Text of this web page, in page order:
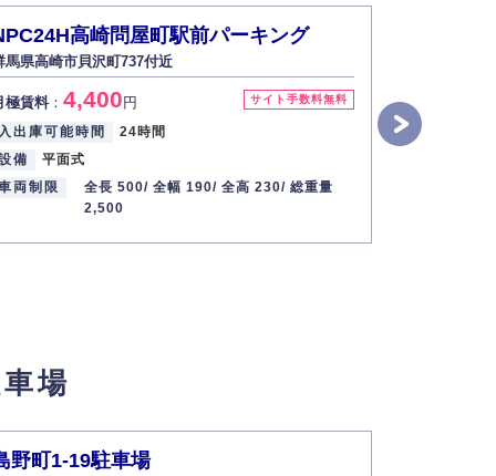
高崎問屋町駅前パーキング
馬県高崎市貝沢町737付近
サイト手数料無料
極賃料： 4,400円
入出庫可能時間
24時間
備
平面式
両制限
全長 500/ 全幅 190/ 全高 230/ 総重量
2,500
月極賃料
入出庫可
場
野町1-19駐車場